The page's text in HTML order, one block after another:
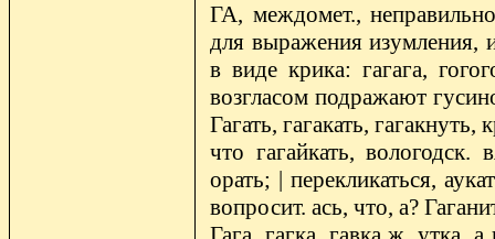
ГА, междомет.,
для выражения изумления,
в виде крика: гагага,
возгласом подражают
Гагать, гагакать,
что гагайкать, вологодск.
орать; | перекликаться,
вопросит. ась, что, а?